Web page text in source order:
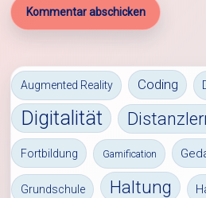
Augmented Reality Coding
Digitalität
Fortbildung Gamification
Grundschule Haltung